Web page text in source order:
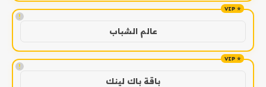
!
عالم الشباب
!
باقة باك لينك